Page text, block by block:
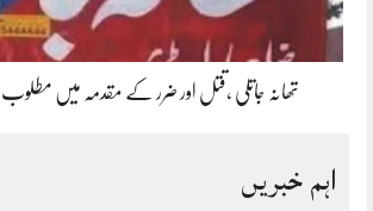
تھانہ جاتلی ،قتل اور ضرر کے مقدمہ میں مطلوب
اہم خبریں